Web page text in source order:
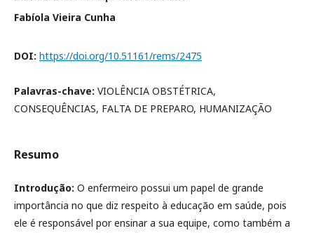
Fabíola Vieira Cunha
DOI: https://doi.org/10.51161/rems/2475
Palavras-chave: VIOLÊNCIA OBSTÉTRICA,
CONSEQUÊNCIAS, FALTA DE PREPARO, HUMANIZAÇÃO
Resumo
Introdução: O enfermeiro possui um papel de grande
importância no que diz respeito à educação em saúde, pois
ele é responsável por ensinar a sua equipe, como também a